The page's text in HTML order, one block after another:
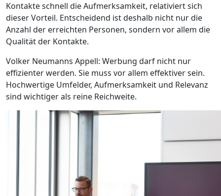
Kontakte schnell die Aufmerksamkeit, relativiert sich
dieser Vorteil. Entscheidend ist deshalb nicht nur die
Anzahl der erreichten Personen, sondern vor allem die
Qualität der Kontakte.
Volker Neumanns Appell: Werbung darf nicht nur
effizienter werden. Sie muss vor allem effektiver sein.
Hochwertige Umfelder, Aufmerksamkeit und Relevanz
sind wichtiger als reine Reichweite.